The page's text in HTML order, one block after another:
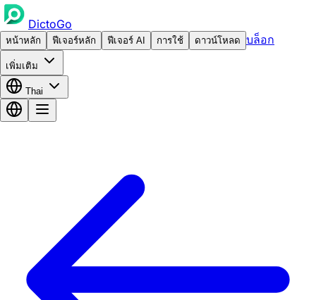
DictoGo
หน้าหลัก ฟีเจอร์หลัก ฟีเจอร์ AI การใช้ ดาวน์โหลด บล็อก
เพิ่มเติม
Thai